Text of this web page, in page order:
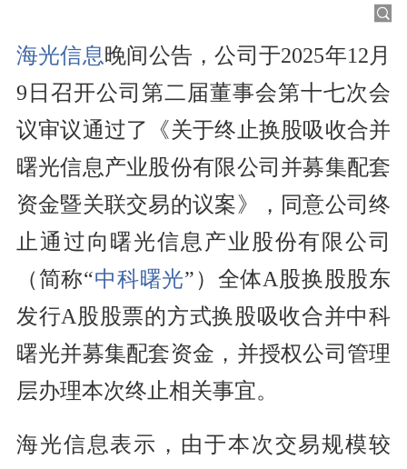
海光信息晚间公告，公司于2025年12月
9日召开公司第二届董事会第十七次会
议审议通过了《关于终止换股吸收合并
曙光信息产业股份有限公司并募集配套
资金暨关联交易的议案》，同意公司终
止通过向曙光信息产业股份有限公司
（简称“中科曙光”）全体A股换股股东
发行A股股票的方式换股吸收合并中科
曙光并募集配套资金，并授权公司管理
层办理本次终止相关事宜。
海光信息表示，由于本次交易规模较